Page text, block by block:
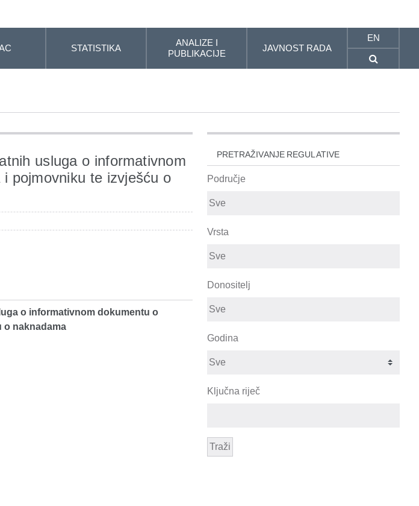
STATISTIKA
ANALIZE I
PUBLIKACIJE
JAVNOST RADA
EN
usluga o informativnom
pojmovniku te izvješću o
o informativnom dokumentu o
o naknadama
PRETRAŽIVANJE REGULATIVE
Područje
Vrsta
Donositelj
Godina
Ključna riječ
Traži